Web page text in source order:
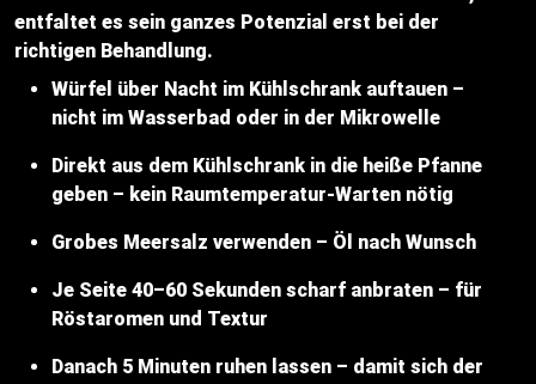
entfaltet es sein ganzes Potenzial erst bei der
richtigen Behandlung.
Würfel über Nacht im Kühlschrank auftauen –
nicht im Wasserbad oder in der Mikrowelle
Direkt aus dem Kühlschrank in die heiße Pfanne
geben – kein Raumtemperatur-Warten nötig
Grobes Meersalz verwenden – Öl nach Wunsch
Je Seite 40–60 Sekunden scharf anbraten – für
Röstaromen und Textur
Danach 5 Minuten ruhen lassen – damit sich der